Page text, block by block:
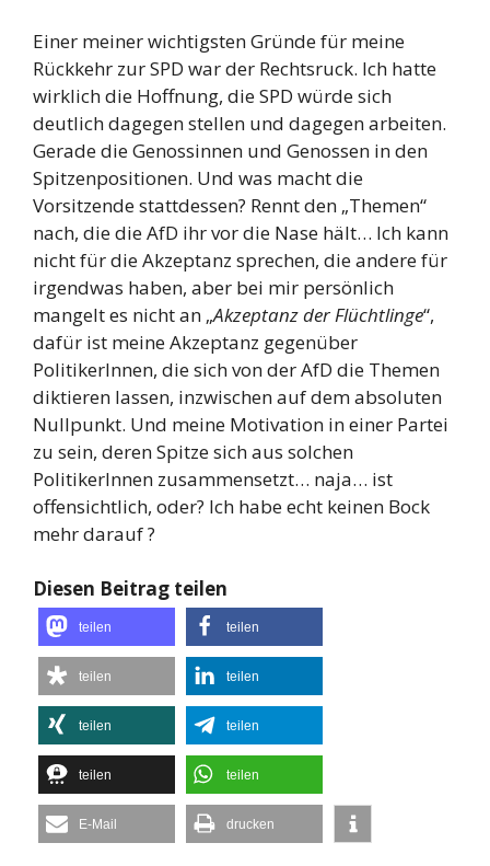
Einer meiner wichtigsten Gründe für meine
Rückkehr zur SPD war der Rechtsruck. Ich hatte
wirklich die Hoffnung, die SPD würde sich
deutlich dagegen stellen und dagegen arbeiten.
Gerade die Genossinnen und Genossen in den
Spitzenpositionen. Und was macht die
Vorsitzende stattdessen? Rennt den „Themen“
nach, die die AfD ihr vor die Nase hält… Ich kann
nicht für die Akzeptanz sprechen, die andere für
irgendwas haben, aber bei mir persönlich
mangelt es nicht an „Akzeptanz der Flüchtlinge“,
dafür ist meine Akzeptanz gegenüber
PolitikerInnen, die sich von der AfD die Themen
diktieren lassen, inzwischen auf dem absoluten
Nullpunkt. Und meine Motivation in einer Partei
zu sein, deren Spitze sich aus solchen
PolitikerInnen zusammensetzt… naja… ist
offensichtlich, oder? Ich habe echt keinen Bock
mehr darauf ?
Diesen Beitrag teilen
teilen teilen
teilen teilen
teilen teilen
teilen teilen
E-Mail drucken